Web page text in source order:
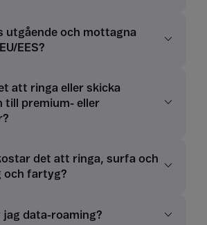
utgående och mottagna
EES?
att ringa eller skicka
till premium- eller
det att ringa, surfa och
och fartyg?
jag data-roaming?